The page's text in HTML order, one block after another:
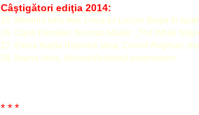
Câştigători ediţia 2014:
25. Melania Iulia Ilea, Lirica lui Lucian Blaga în
26. Oana Demeter, Norman Mailer: „The White
27. Elena Nadia Ramona Vesa, Cornel Regman,
28. Ileana Vesa, Neomedievismul postmodern
* * *